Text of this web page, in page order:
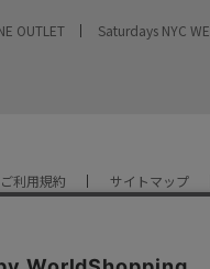
OUTLET Saturdays NYC
ご利用規約 サイトマップ